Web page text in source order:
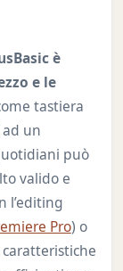
è
e le
tastiera
un
può
valido e
l’editing
Pro) o